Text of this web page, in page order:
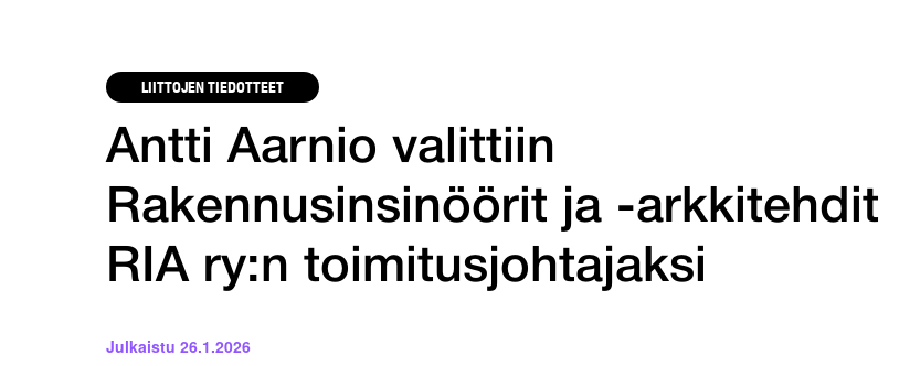
LIITTOJEN TIEDOTTEET
Antti Aarnio valittiin
Rakennusinsinöörit ja -arkkitehdit
RIA ry:n toimitusjohtajaksi
Julkaistu 26.1.2026